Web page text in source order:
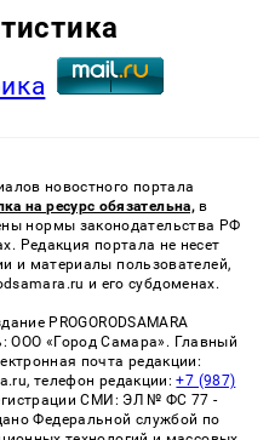
новостного портала
на ресурс обязательна, в
нормы законодательства РФ
Редакция портала не несет
и материалы пользователей,
и его субдоменах.
PROGORODSAMARA
«Город Самара». Главный
почта редакции:
телефон редакции:+7 (987)
СМИ: ЭЛ № ФС 77 -
Федеральной службой по